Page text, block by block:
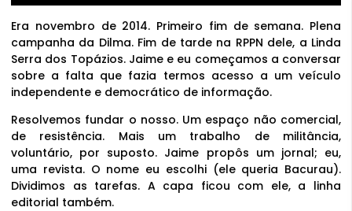
Era novembro de 2014. Primeiro fim de semana. Plena
campanha da Dilma. Fim de tarde na RPPN dele, a Linda
Serra dos Topázios. Jaime e eu começamos a conversar
sobre a falta que fazia termos acesso a um veículo
independente e democrático de informação.
Resolvemos fundar o nosso. Um espaço não comercial,
de resistência. Mais um trabalho de militância,
voluntário, por suposto. Jaime propôs um jornal; eu,
uma revista. O nome eu escolhi (ele queria Bacurau).
Dividimos as tarefas. A capa ficou com ele, a linha
editorial também.